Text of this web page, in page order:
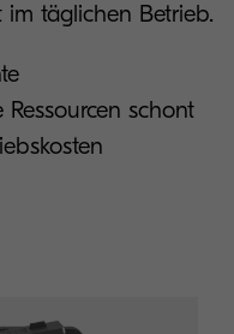
täglichen Betrieb.
schont